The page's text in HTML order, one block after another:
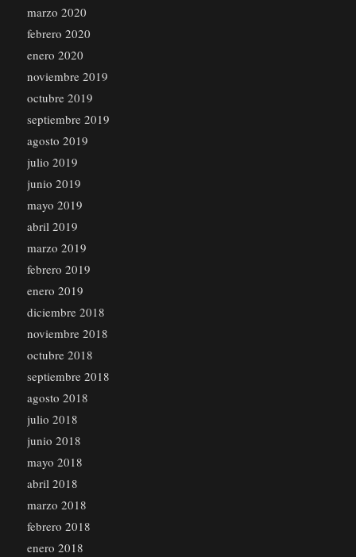
marzo 2020
febrero 2020
enero 2020
noviembre 2019
octubre 2019
septiembre 2019
agosto 2019
julio 2019
junio 2019
mayo 2019
abril 2019
marzo 2019
febrero 2019
enero 2019
diciembre 2018
noviembre 2018
octubre 2018
septiembre 2018
agosto 2018
julio 2018
junio 2018
mayo 2018
abril 2018
marzo 2018
febrero 2018
enero 2018